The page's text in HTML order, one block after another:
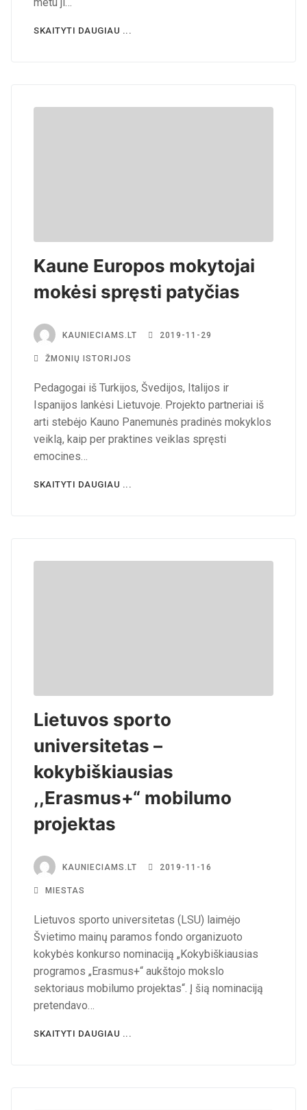
metu ji…
SKAITYTI DAUGIAU ...
Kaune Europos mokytojai
mokėsi spręsti patyčias
KAUNIECIAMS.LT 2019-11-29
ŽMONIŲ ISTORIJOS
Pedagogai iš Turkijos, Švedijos, Italijos ir
Ispanijos lankėsi Lietuvoje. Projekto partneriai iš
arti stebėjo Kauno Panemunės pradinės mokyklos
veiklą, kaip per praktines veiklas spręsti
emocines…
SKAITYTI DAUGIAU ...
Lietuvos sporto
universitetas –
kokybiškiausias
,,Erasmus+“ mobilumo
projektas
KAUNIECIAMS.LT 2019-11-16
MIESTAS
Lietuvos sporto universitetas (LSU) laimėjo
Švietimo mainų paramos fondo organizuoto
kokybės konkurso nominaciją „Kokybiškiausias
programos „Erasmus+“ aukštojo mokslo
sektoriaus mobilumo projektas“. Į šią nominaciją
pretendavo…
SKAITYTI DAUGIAU ...